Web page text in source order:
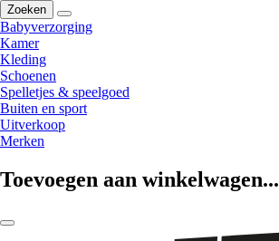
Zoeken
Babyverzorging
Kamer
Kleding
Schoenen
Spelletjes & speelgoed
Buiten en sport
Uitverkoop
Merken
Toevoegen aan winkelwagen...